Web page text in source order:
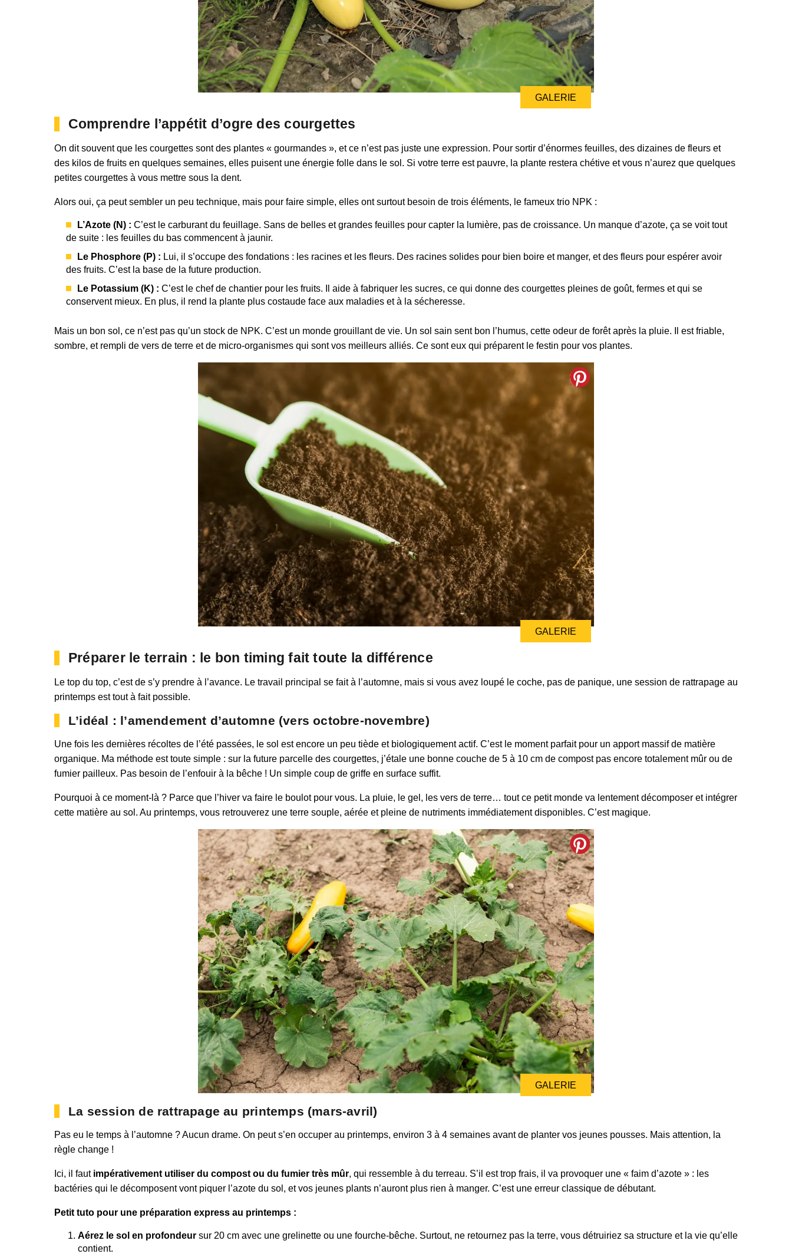
GALERIE
Comprendre l’appétit d’ogre des courgettes
On dit souvent que les courgettes sont des plantes « gourmandes », et ce n’est pas juste une expression. Pour sortir d’énormes feuilles, des dizaines de fleurs et
des kilos de fruits en quelques semaines, elles puisent une énergie folle dans le sol. Si votre terre est pauvre, la plante restera chétive et vous n’aurez que quelques
petites courgettes à vous mettre sous la dent.
Alors oui, ça peut sembler un peu technique, mais pour faire simple, elles ont surtout besoin de trois éléments, le fameux trio NPK :
L’Azote (N) : C’est le carburant du feuillage. Sans de belles et grandes feuilles pour capter la lumière, pas de croissance. Un manque d’azote, ça se voit tout
de suite : les feuilles du bas commencent à jaunir.
Le Phosphore (P) : Lui, il s’occupe des fondations : les racines et les fleurs. Des racines solides pour bien boire et manger, et des fleurs pour espérer avoir
des fruits. C’est la base de la future production.
Le Potassium (K) : C’est le chef de chantier pour les fruits. Il aide à fabriquer les sucres, ce qui donne des courgettes pleines de goût, fermes et qui se
conservent mieux. En plus, il rend la plante plus costaude face aux maladies et à la sécheresse.
Mais un bon sol, ce n’est pas qu’un stock de NPK. C’est un monde grouillant de vie. Un sol sain sent bon l’humus, cette odeur de forêt après la pluie. Il est friable,
sombre, et rempli de vers de terre et de micro-organismes qui sont vos meilleurs alliés. Ce sont eux qui préparent le festin pour vos plantes.
GALERIE
Préparer le terrain : le bon timing fait toute la différence
Le top du top, c’est de s’y prendre à l’avance. Le travail principal se fait à l’automne, mais si vous avez loupé le coche, pas de panique, une session de rattrapage au
printemps est tout à fait possible.
L’idéal : l’amendement d’automne (vers octobre-novembre)
Une fois les dernières récoltes de l’été passées, le sol est encore un peu tiède et biologiquement actif. C’est le moment parfait pour un apport massif de matière
organique. Ma méthode est toute simple : sur la future parcelle des courgettes, j’étale une bonne couche de 5 à 10 cm de compost pas encore totalement mûr ou de
fumier pailleux. Pas besoin de l’enfouir à la bêche ! Un simple coup de griffe en surface suffit.
Pourquoi à ce moment-là ? Parce que l’hiver va faire le boulot pour vous. La pluie, le gel, les vers de terre… tout ce petit monde va lentement décomposer et intégrer
cette matière au sol. Au printemps, vous retrouverez une terre souple, aérée et pleine de nutriments immédiatement disponibles. C’est magique.
GALERIE
La session de rattrapage au printemps (mars-avril)
Pas eu le temps à l’automne ? Aucun drame. On peut s’en occuper au printemps, environ 3 à 4 semaines avant de planter vos jeunes pousses. Mais attention, la
règle change !
Ici, il faut impérativement utiliser du compost ou du fumier très mûr, qui ressemble à du terreau. S’il est trop frais, il va provoquer une « faim d’azote » : les
bactéries qui le décomposent vont piquer l’azote du sol, et vos jeunes plants n’auront plus rien à manger. C’est une erreur classique de débutant.
Petit tuto pour une préparation express au printemps :
Aérez le sol en profondeur sur 20 cm avec une grelinette ou une fourche-bêche. Surtout, ne retournez pas la terre, vous détruiriez sa structure et la vie qu’elle
contient.